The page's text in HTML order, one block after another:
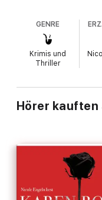
GENRE
Krimis und
Thriller
Hörer kauften